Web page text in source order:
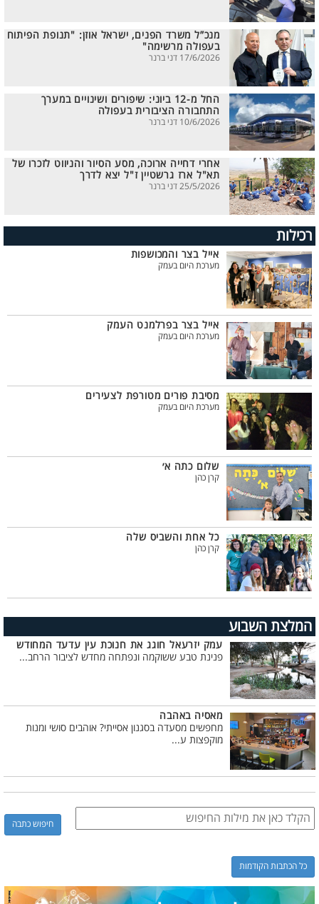
מנכ”ל משרד הפנים, ישראל אוזן: "תנופת הפיתוח
בעפולה מרשימה"
17/6/2026 דני ברנר
החל מ-12 ביוני: שיפורים ושינויים במערך
התחבורה הציבורית בעפולה
10/6/2026 דני ברנר
אחרי דחייה ארוכה, מסע הסיור והניווט לזכרו של
תא"ל ארז גרשטיין ז"ל יצא לדרך
25/5/2026 דני ברנר
רכילות
אייל בצר והמכושפות
מערכת היום בעמק
אייל בצר בפרלמנט העמק
מערכת היום בעמק
מסיבת פורים מטורפת לצעירים
מערכת היום בעמק
שלום כתה א׳
קרן כהן
כל אחת והשביס שלה
קרן כהן
המלצת השבוע
עמק יזרעאל חוגג את חנוכת עין עדעד המחודש
פנינת טבע ששוקמה ונפתחה מחדש לציבור הרחב...
מאסיה באהבה
מחפשים מסעדה בסגנון אסייתי? אוהבים סושי ומנות
מוקפצות ע...
כל הכתבות הקודמות